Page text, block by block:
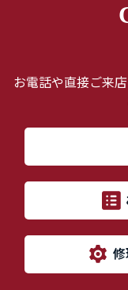
お電話や直接ご来